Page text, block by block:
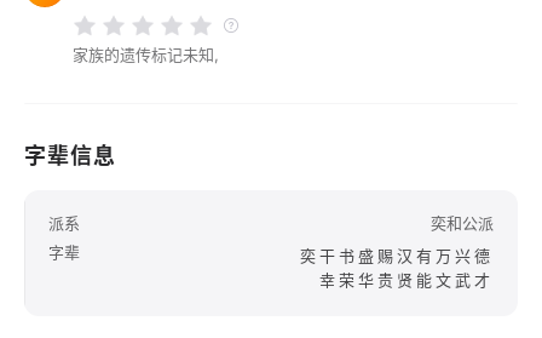
家族的遗传标记未知,
字辈信息
派系
奕和公派
字辈
奕干书盛赐汉有万兴德
幸荣华贵贤能文武才